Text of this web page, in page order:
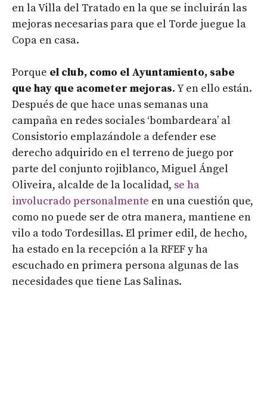
en la Villa del Tratado en la que se incluirán las
mejoras necesarias para que el Torde juegue la
Copa en casa.
Porque el club, como el Ayuntamiento, sabe
que hay que acometer mejoras. Y en ello están.
Después de que hace unas semanas una
campaña en redes sociales ‘bombardeara’ al
Consistorio emplazándole a defender ese
derecho adquirido en el terreno de juego por
parte del conjunto rojiblanco, Miguel Ángel
Oliveira, alcalde de la localidad, se ha
involucrado personalmente en una cuestión que,
como no puede ser de otra manera, mantiene en
vilo a todo Tordesillas. El primer edil, de hecho,
ha estado en la recepción a la RFEF y ha
escuchado en primera persona algunas de las
necesidades que tiene Las Salinas.